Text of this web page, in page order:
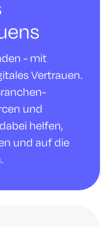
- mit
Vertrauen.
und
helfen,
und auf die